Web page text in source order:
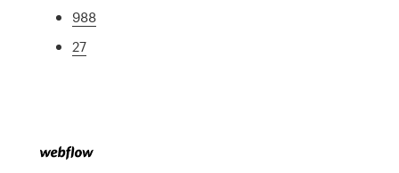
988
27